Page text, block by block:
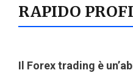
RAPIDO
Il Forex trading è